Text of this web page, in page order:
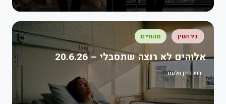
גירושין מהחיים
אלוהים לא רוצה שתסבלי – 20.6.26
רות דיין וולפנר